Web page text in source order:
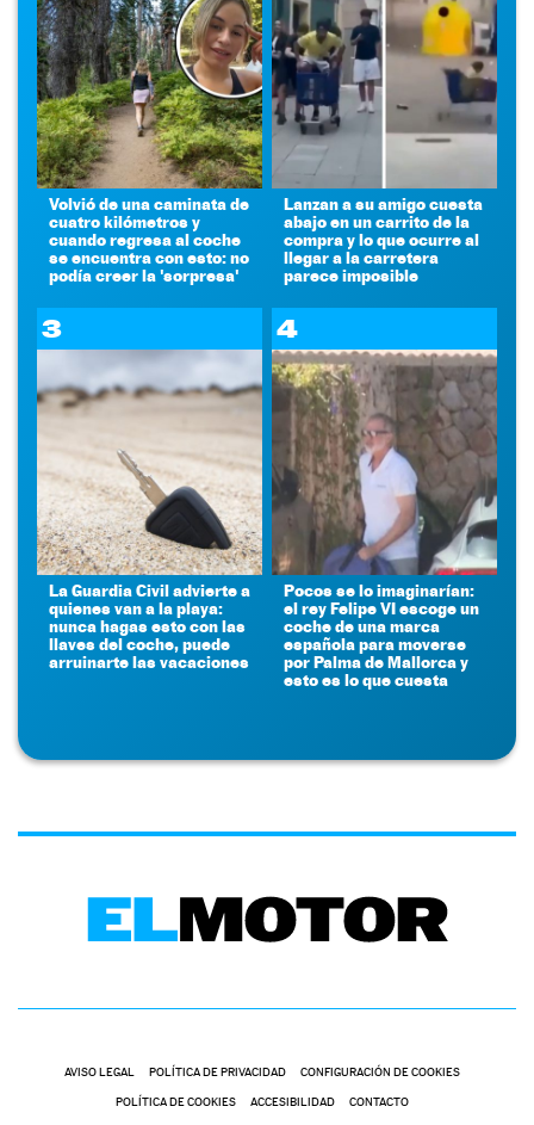
Volvió de una caminata de
cuatro kilómetros y
cuando regresa al coche
se encuentra con esto: no
podía creer la 'sorpresa'
Lanzan a su amigo cuesta
abajo en un carrito de la
compra y lo que ocurre al
llegar a la carretera
parece imposible
3
La Guardia Civil advierte a
quienes van a la playa:
nunca hagas esto con las
llaves del coche, puede
arruinarte las vacaciones
4
Pocos se lo imaginarían:
el rey Felipe VI escoge un
coche de una marca
española para moverse
por Palma de Mallorca y
esto es lo que cuesta
AVISO LEGAL POLÍTICA DE PRIVACIDAD CONFIGURACIÓN DE COOKIES
POLÍTICA DE COOKIES ACCESIBILIDAD CONTACTO